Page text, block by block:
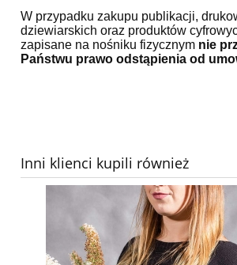
W przypadku zakupu publikacji,
dziewiarskich oraz produktów
zapisane na nośniku fizycznym nie
Państwu prawo odstąpienia od
Inni klienci kupili również